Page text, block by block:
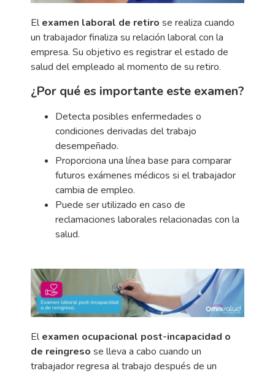
Elexamen laboral de retiro se realiza cuando
un trabajador finaliza su relación laboral con la
empresa. Su objetivo es registrar el estado de
salud del empleado al momento de su retiro.
¿Por qué es importante este examen?
Detecta posibles enfermedades o
condiciones derivadas del trabajo
desempeñado.
Proporciona una línea base para comparar
futuros exámenes médicos si el trabajador
cambia de empleo.
Puede ser utilizado en caso de
reclamaciones laborales relacionadas con la
salud.
Elexamen ocupacional post-incapacidad o
de reingreso se lleva a cabo cuando un
trabajador regresa al trabajo después de un